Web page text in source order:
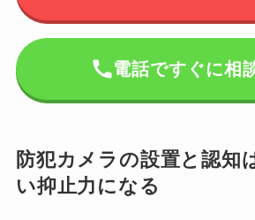
電話ですぐに相
防犯カメラの設置と認知
い抑止力になる